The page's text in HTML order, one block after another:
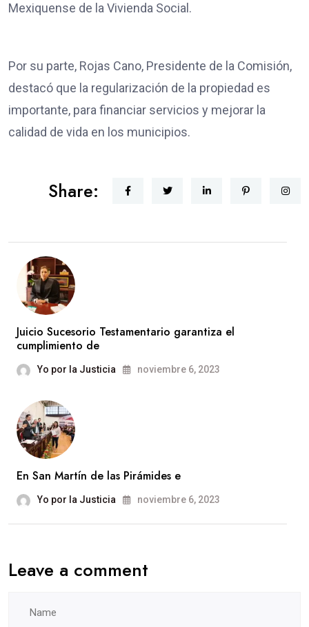
Mexiquense de la Vivienda Social.
Por su parte, Rojas Cano, Presidente de la Comisión,
destacó que la regularización de la propiedad es
importante, para financiar servicios y mejorar la
calidad de vida en los municipios.
Share:
Juicio Sucesorio Testamentario garantiza el
cumplimiento de
Yo por la Justicia noviembre 6, 2023
En San Martín de las Pirámides e
Yo por la Justicia noviembre 6, 2023
Leave a comment